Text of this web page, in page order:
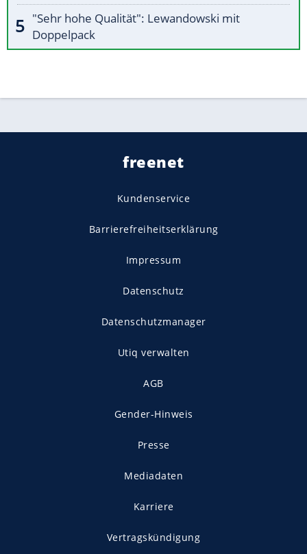
"Sehr hohe Qualität": Lewandowski mit
Doppelpack
freenet
Kundenservice
Barrierefreiheitserklärung
Impressum
Datenschutz
Datenschutzmanager
Utiq verwalten
AGB
Gender-Hinweis
Presse
Mediadaten
Karriere
Vertragskündigung